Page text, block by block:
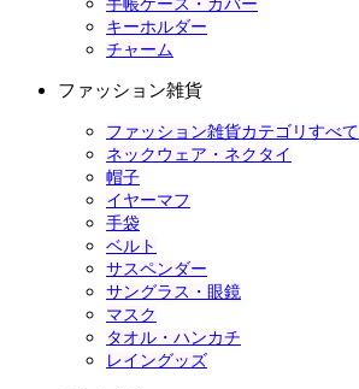
手帳ケース・カバー
キーホルダー
チャーム
ファッション雑貨
ファッション雑貨カテゴリすべて
ネックウェア・ネクタイ
帽子
イヤーマフ
手袋
ベルト
サスペンダー
サングラス・眼鏡
マスク
タオル・ハンカチ
レイングッズ